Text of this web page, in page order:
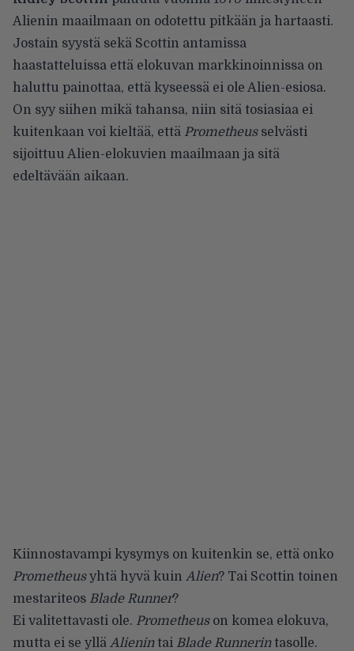
Alienin maailmaan on odotettu pitkään ja hartaasti.
Jostain syystä sekä Scottin antamissa
haastatteluissa että elokuvan markkinoinnissa on
haluttu painottaa, että kyseessä ei ole Alien-esiosa.
On syy siihen mikä tahansa, niin sitä tosiasiaa ei
kuitenkaan voi kieltää, että Prometheusselvästi
sijoittuu Alien-elokuvien maailmaan ja sitä
edeltävään aikaan.
Kiinnostavampi kysymys on kuitenkin se, että onko
Prometheusyhtä hyvä kuin Alien? Tai Scottin toinen
mestariteos Blade Runner?
Ei valitettavasti ole. Prometheuson komea elokuva,
mutta ei se yllä Alienintai Blade Runnerintasolle.